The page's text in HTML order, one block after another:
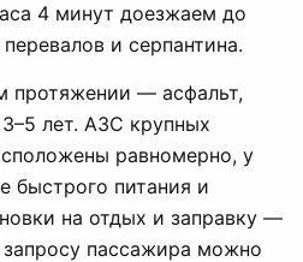
4 минут доезжаем до
и серпантина.
протяжении — асфальт,
лет. АЗС крупных
равномерно, у
быстрого питания и
на отдых и заправку —
пассажира можно